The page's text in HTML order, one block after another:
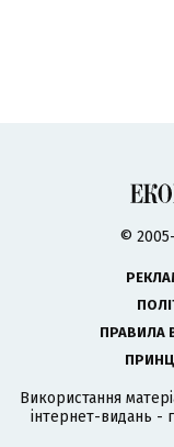
©
ПРАВИЛА
Використання
інтернет-видань -